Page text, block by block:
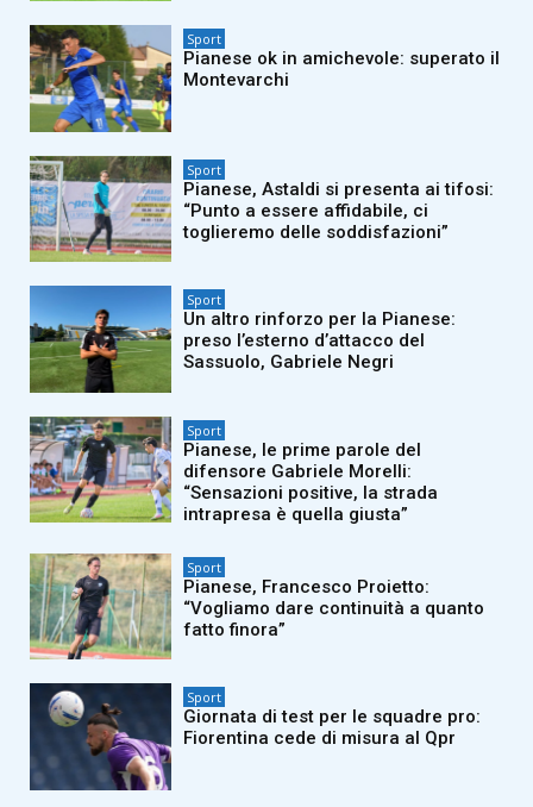
Sport
Pianese ok in amichevole: superato il
Montevarchi
Sport
Pianese, Astaldi si presenta ai tifosi:
“Punto a essere affidabile, ci
toglieremo delle soddisfazioni”
Sport
Un altro rinforzo per la Pianese:
preso l’esterno d’attacco del
Sassuolo, Gabriele Negri
Sport
Pianese, le prime parole del
difensore Gabriele Morelli:
“Sensazioni positive, la strada
intrapresa è quella giusta”
Sport
Pianese, Francesco Proietto:
“Vogliamo dare continuità a quanto
fatto finora”
Sport
Giornata di test per le squadre pro:
Fiorentina cede di misura al Qpr